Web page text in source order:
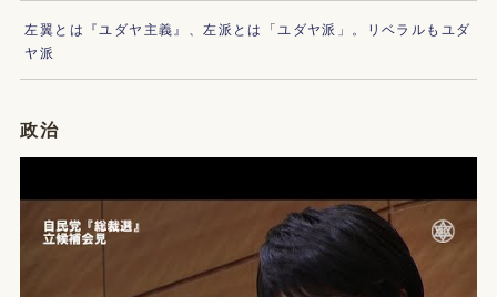
左翼とは『ユダヤ主義』、左派とは「ユダヤ派」。リベラルもユダ
ヤ派
政治